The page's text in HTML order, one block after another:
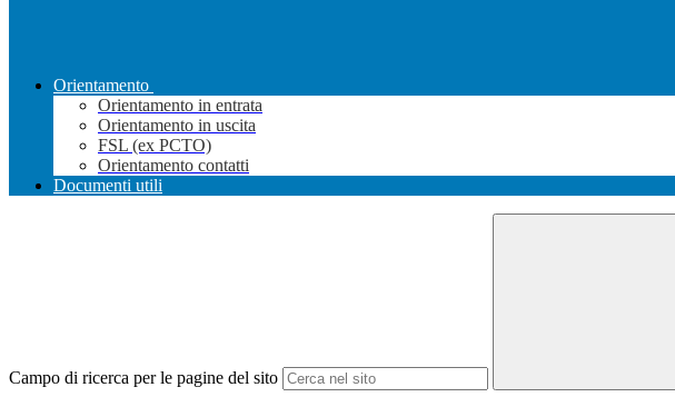
Orientamento
Orientamento in entrata
Orientamento in uscita
FSL (ex PCTO)
Orientamento contatti
Documenti utili
Campo di ricerca per le pagine del sito